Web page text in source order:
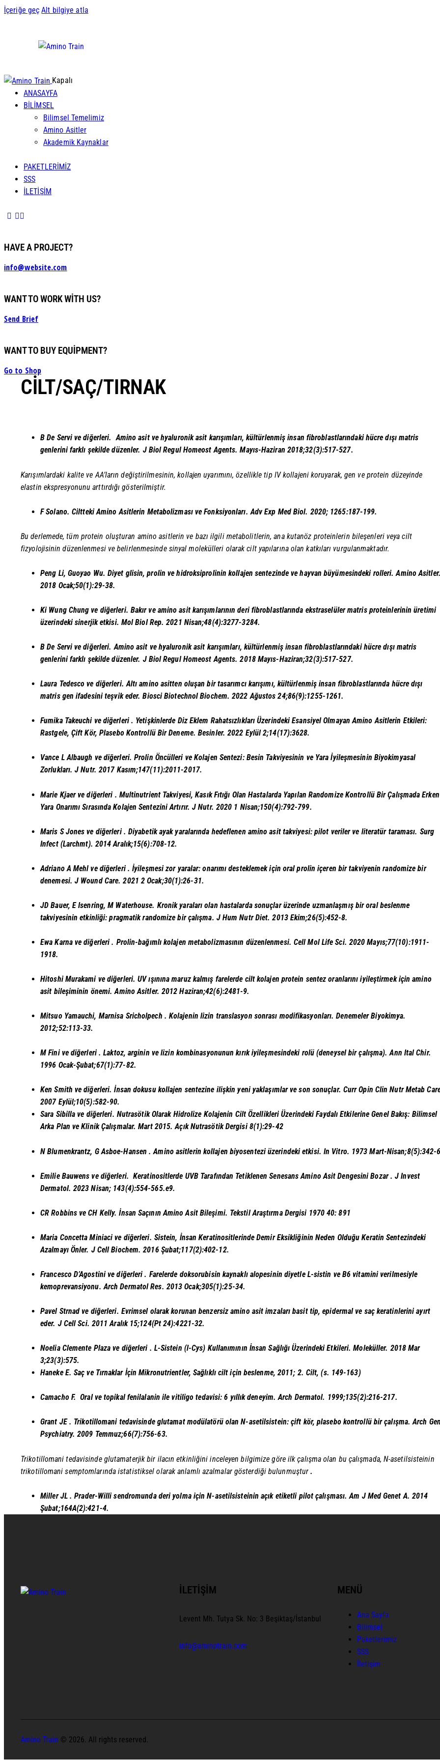
İçeriğe geç Alt bilgiye atla
Kapalı
ANASAYFA
BİLİMSEL
Bilimsel Temelimiz
Amino Asitler
Akademik Kaynaklar
PAKETLERİMİZ
SSS
İLETİŞİM
HAVE A PROJECT?
info@website.com
WANT TO WORK WITH US?
Send Brief
WANT TO BUY EQUIPMENT?
Go to Shop
CILT/SAÇ/TIRNAK
B De Servi ve diğerleri.Amino asit ve hyaluronik asit karışımları, kültürlenmiş insan fibroblastlarındaki hücre dışı matris
genlerini farklı şekilde düzenler. J Biol Regul Homeost Agents. Mayıs-Haziran 2018;32(3):517-527.
Karışımlardaki kalite ve AA’ların değiştirilmesinin, kollajen uyarımını, özellikle tip IV kollajeni koruyarak, gen ve protein düzeyinde
elastin ekspresyonunu arttırdığı gösterilmiştir.
F Solano. Ciltteki Amino Asitlerin Metabolizması ve Fonksiyonları. Adv Exp Med Biol. 2020; 1265:187-199.
Bu derlemede, tüm protein oluşturan amino asitlerin ve bazı ilgili metabolitlerin, ana kutanöz proteinlerin bileşenleri veya cilt
fizyolojisinin düzenlenmesi ve belirlenmesinde sinyal molekülleri olarak cilt yapılarına olan katkıları vurgulanmaktadır.
Peng Li, Guoyao Wu. Diyet glisin, prolin ve hidroksiprolinin kollajen sentezinde ve hayvan büyümesindeki rolleri.Amino
2018 Ocak;50(1):29-38.
Ki Wung Chung ve diğerleri. Bakır ve amino asit karışımlarının deri fibroblastlarında ekstraselüler matris proteinlerinin üretimi
üzerindeki sinerjik etkisi. Mol Biol Rep. 2021 Nisan;48(4):3277-3284.
B De Servi ve diğerleri.Amino asit ve hyaluronik asit karışımları, kültürlenmiş insan fibroblastlarındaki hücre dışı matris
genlerini farklı şekilde düzenler. J Biol Regul Homeost Agents. 2018 Mayıs-Haziran;32(3):517-527.
Laura Tedesco ve diğerleri.Altı amino asitten oluşan bir tasarımcı karışımı, kültürlenmiş insan fibroblastlarında hücre dışı
matris gen ifadesini teşvik eder.Biosci Biotechnol Biochem. 2022 Ağustos 24;86(9):1255-1261.
Fumika Takeuchi ve diğerleri . Yetişkinlerde Diz Eklem Rahatsızlıkları Üzerindeki Esansiyel Olmayan Amino Asitlerin Etkileri:
Rastgele, Çift Kör, Plasebo Kontrollü Bir Deneme. Besinler. 2022 Eylül 2;14(17):3628.
Vance L Albaugh ve diğerleri. Prolin Öncülleri ve Kolajen Sentezi: Besin Takviyesinin ve Yara İyileşmesinin Biyokimyasal
Zorlukları. J Nutr. 2017 Kasım;147(11):2011-2017.
Marie Kjaer ve diğerleri . Multinutrient Takviyesi, Kasık Fıtığı Olan Hastalarda Yapılan Randomize Kontrollü Bir Çalışmada Erken
Yara Onarımı Sırasında Kolajen Sentezini Artırır. J Nutr. 2020 1 Nisan;150(4):792-799.
Maris S Jones ve diğerleri . Diyabetik ayak yaralarında hedeflenen amino asit takviyesi: pilot veriler ve literatür taraması. Surg
Infect (Larchmt). 2014 Aralık;15(6):708-12.
Adriano A Mehl ve diğerleri . İyileşmesi zor yaralar: onarımı desteklemek için oral prolin içeren bir takviyenin randomize bir
denemesi. J Wound Care. 2021 2 Ocak;30(1):26-31.
JD Bauer, E Isenring, M Waterhouse. Kronik yaraları olan hastalarda sonuçlar üzerinde uzmanlaşmış bir oral beslenme
takviyesinin etkinliği: pragmatik randomize bir çalışma. J Hum Nutr Diet. 2013 Ekim;26(5):452-8.
Ewa Karna ve diğerleri. Prolin-bağımlı kolajen metabolizmasının düzenlenmesi. Cell Mol Life Sci. 2020 Mayıs;77(10):1911-
1918.
Hitoshi Murakami ve diğerleri.UV ışınına maruz kalmış farelerde cilt kolajen protein sentez oranlarını iyileştirmek için amino
asit bileşiminin önemi. Amino Asitler. 2012 Haziran;42(6):2481-9.
Mitsuo Yamauchi, Marnisa Sricholpech . Kolajenin lizin translasyon sonrası modifikasyonları. Denemeler Biyokimya.
2012;52:113-33.
M Fini ve diğerleri . Laktoz, arginin ve lizin kombinasyonunun kırık iyileşmesindeki rolü (deneysel bir çalışma). Ann Ital Chir.
1996 Ocak-Şubat;67(1):77-82.
Ken Smith ve diğerleri.İnsan dokusu kollajen sentezine ilişkin yeni yaklaşımlar ve son sonuçlar. Curr Opin Clin Nutr Metab
2007 Eylül;10(5):582-90.
Sara Sibilla ve diğerleri. Nutrasötik Olarak Hidrolize Kolajenin Cilt Özellikleri Üzerindeki Faydalı Etkilerine Genel Bakış: Bilimsel
Arka Plan ve Klinik Çalışmalar.Mart 2015. Açık Nutrasötik Dergisi 8(1):29-42
N Blumenkrantz, G Asboe-Hansen. Amino asitlerin kollajen biyosentezi üzerindeki etkisi. In Vitro. 1973 Mart-Nisan;8(5):342-
Emilie Bauwens ve diğerleri. Keratinositlerde UVB Tarafından Tetiklenen Senesans Amino Asit Dengesini Bozar. J Invest
Dermatol. 2023 Nisan; 143(4):554-565.e9.
CR Robbins ve CH Kelly.İnsan Saçının Amino Asit Bileşimi. Tekstil Araştırma Dergisi 1970 40: 891
Maria Concetta Miniaci ve diğerleri. Sistein, İnsan Keratinositlerinde Demir Eksikliğinin Neden Olduğu Keratin Sentezindeki
Azalmayı Önler. J Cell Biochem. 2016 Şubat;117(2):402-12.
Francesco D’Agostini ve diğerleri. Farelerde doksorubisin kaynaklı alopesinin diyetle L-sistin ve B6 vitamini verilmesiyle
kemoprevansiyonu. Arch Dermatol Res. 2013 Ocak;305(1):25-34.
Pavel Strnad ve diğerleri. Evrimsel olarak korunan benzersiz amino asit imzaları basit tip, epidermal ve saç keratinlerini ayırt
eder. J Cell Sci. 2011 Aralık 15;124(Pt 24):4221-32.
Noelia Clemente Plaza ve diğerleri . L-Sistein (l-Cys) Kullanımının İnsan Sağlığı Üzerindeki Etkileri. Moleküller. 2018 Mar
3;23(3):575.
Haneke E. Saç ve Tırnaklar İçin Mikronutrientler, Sağlıklı cilt için beslenme, 2011; 2. Cilt, (s. 149-163)
Camacho F.Oral ve topikal fenilalanin ile vitiligo tedavisi: 6 yıllık deneyim. Arch Dermatol. 1999;135(2):216-217.
Grant JE. Trikotillomani tedavisinde glutamat modülatörü olan N-asetilsistein: çift kör, plasebo kontrollü bir çalışma. Arch
Psychiatry. 2009 Temmuz;66(7):756-63.
Trikotillomani tedavisinde glutamaterjik bir ilacın etkinliğini inceleyen bilgimize göre ilk çalışma olan bu çalışmada, N-asetilsisteinin
trikotillomani semptomlarında istatistiksel olarak anlamlı azalmalar gösterdiği bulunmuştur.
Miller JL . Prader-Willi sendromunda deri yolma için N-asetilsisteinin açık etiketli pilot çalışması. Am J Med Genet A. 2014
Şubat;164A(2):421-4.
İLETIŞIM
Levent Mh. Tutya Sk. No: 3 Beşiktaş/İstanbul
info@aminotrain.com
MENÜ
Ana Sayfa
Bilimsel
Paketlerimiz
SSS
İletişim
Amino Train © 2026. All rights reserved.